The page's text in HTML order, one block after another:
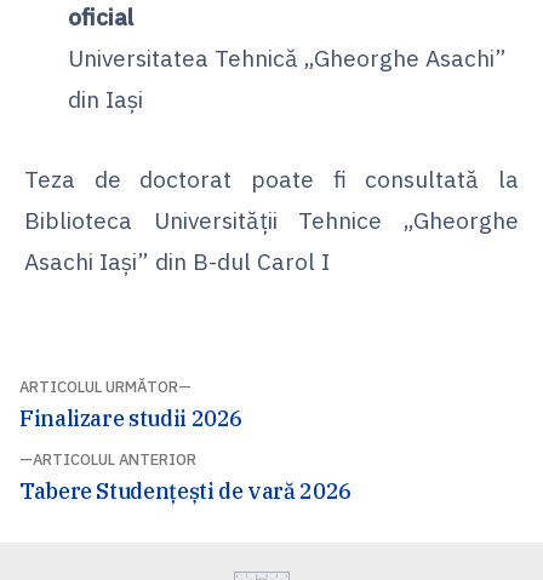
oficial
Universitatea Tehnică „Gheorghe Asachi”
din Iași
Teza de doctorat poate fi consultată la
Biblioteca Universității Tehnice „Gheorghe
Asachi Iași” din B-dul Carol I
Navigare
articol
ARTICOLUL ANTERIOR
Articolul
Tabere Studențești de vară 2026
ARTICOLUL URMĂTOR
Articolul
Finalizare studii 2026